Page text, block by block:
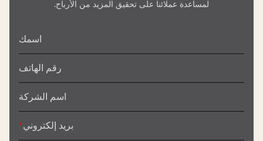
لمساعدة عملائنا على تحقيق المزيد من الأرباح.
اسمك
رقم الهاتف
اسم الشركة
بريد إلكتروني*